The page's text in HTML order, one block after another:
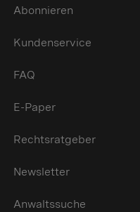
Abonnieren
Kundenservice
FAQ
E-Paper
Rechtsratgeber
Newsletter
Anwaltssuche